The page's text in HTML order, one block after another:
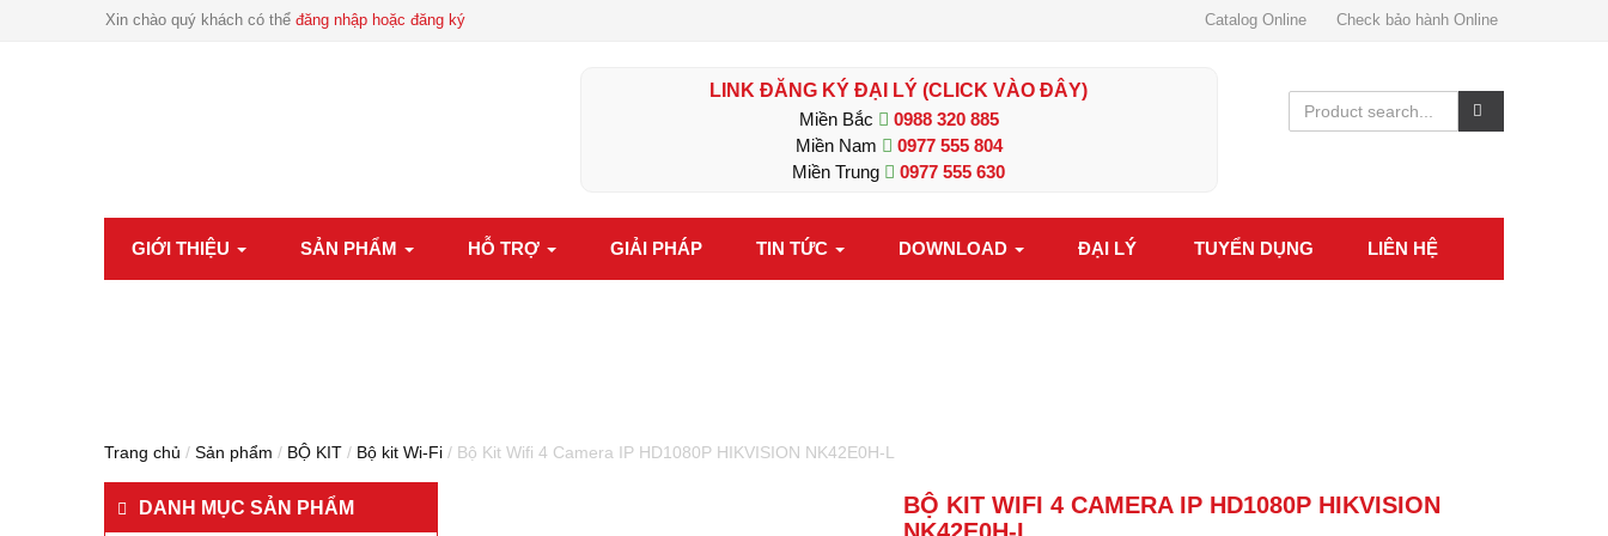
Xin chào quý khách có thể đăng nhập hoặc đăng ký Catalog Online Check bảo hành Online
LINK ĐĂNG KÝ ĐẠI LÝ (CLICK VÀO ĐÂY)
Miền Bắc
0988 320 885
Miền Nam
0977 555 804
Miền Trung
0977 555 630
GIỚI THIỆU SẢN PHẨM HỖ TRỢ GIẢI PHÁP TIN TỨC DOWNLOAD ĐẠI LÝ TUYỂN DỤNG LIÊN HỆ
Trang chủ / Sản phẩm / BỘ KIT / Bộ kit Wi-Fi / Bộ Kit Wifi 4 Camera IP HD1080P HIKVISION NK42E0H-L
BỘ KIT WIFI 4 CAMERA IP HD1080P HIKVISION
DANH MỤC SẢN PHẨM